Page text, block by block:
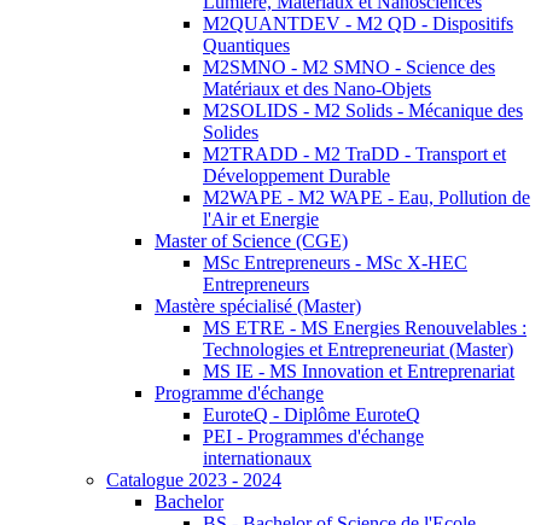
M2QUANTDEV - M2 QD - Dispositifs
Quantiques
M2SMNO - M2 SMNO - Science des
Matériaux et des Nano-Objets
M2SOLIDS - M2 Solids - Mécanique des
Solides
M2TRADD - M2 TraDD - Transport et
Développement Durable
M2WAPE - M2 WAPE - Eau, Pollution de
l'Air et Energie
Master of Science (CGE)
MSc Entrepreneurs - MSc X-HEC
Entrepreneurs
Mastère spécialisé (Master)
MS ETRE - MS Energies Renouvelables :
Technologies et Entrepreneuriat (Master)
MS IE - MS Innovation et Entreprenariat
Programme d'échange
EuroteQ - Diplôme EuroteQ
PEI - Programmes d'échange
internationaux
Catalogue 2023 - 2024
Bachelor